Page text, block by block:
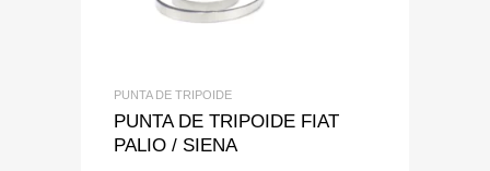
PUNTA DE TRIPOIDE
PUNTA DE TRIPOIDE FIAT
PALIO / SIENA